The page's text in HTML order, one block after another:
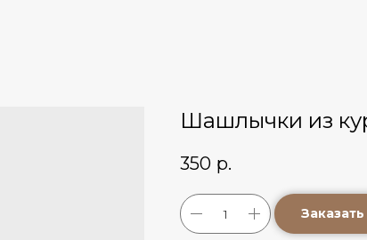
Шашлычки из
350 р.
Заказать